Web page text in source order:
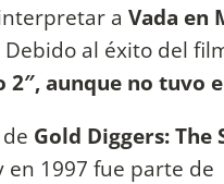
a Vada en
Debido al éxito del
2″, aunque no tuvo
Gold Diggers:
en 1997 fue parte de